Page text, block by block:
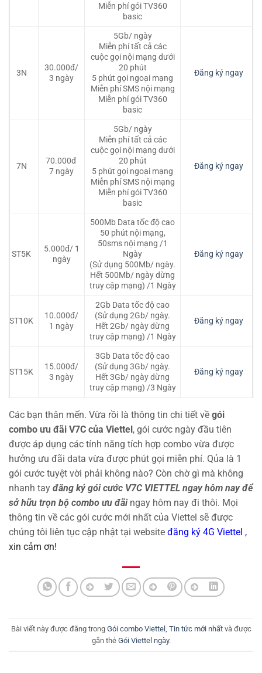
Miễn phí gói TV360
basic
3N
30.000đ/
3 ngày
5Gb/ ngày
Miễn phí tất cả các
cuộc gọi nội mạng dưới
20 phút
5 phút gọi ngoại mạng
Miễn phí SMS nội mạng
Miễn phí gói TV360
basic
Đăng ký ngay
7N
70.000đ
7 ngày
5Gb/ ngày
Miễn phí tất cả các
cuộc gọi nội mạng dưới
20 phút
5 phút gọi ngoại mạng
Miễn phí SMS nội mạng
Miễn phí gói TV360
basic
Đăng ký ngay
ST5K
5.000đ/ 1
ngày
500Mb Data tốc độ cao
50 phút nội mạng,
50sms nội mạng /1
Ngày
(Sử dụng 500Mb/ ngày.
Hết 500Mb/ ngày dừng
truy cập mạng) /1 Ngày
Đăng ký ngay
ST10K
10.000đ/
1 ngày
2Gb Data tốc độ cao
(Sử dụng 2Gb/ ngày.
Hết 2Gb/ ngày dừng
truy cập mạng) /1 Ngày
Đăng ký ngay
ST15K
15.000đ/
3 ngày
3Gb Data tốc độ cao
(Sử dụng 3Gb/ ngày.
Hết 3Gb/ ngày dừng
truy cập mạng) /3 Ngày
Đăng ký ngay
Các bạn thân mến. Vừa rồi là thông tin chi tiết về gói
combo ưu đãi V7C của Viettel , gói cước ngày đầu tiên
được áp dụng các tính năng tích hợp combo vừa được
hưởng ưu đãi data vừa được phút gọi miễn phí. Qủa là 1
gói cước tuyệt vời phải không nào? Còn chờ gì mà không
nhanh tay đăng ký gói cước V7C VIETTEL ngay hôm nay để
sở hữu trọn bộ combo ưu đãingay hôm nay đi thôi. Mọi
thông tin về các gói cước mới nhất của Viettel sẽ được
chúng tôi liên tục cập nhật tại website đăng ký 4G Viettel ,
xin cảm ơn!
Bài viết này được đăng trong Gói combo Viettel, Tin tức mới nhấtvà được
gắn thẻ Gói Viettel ngày.